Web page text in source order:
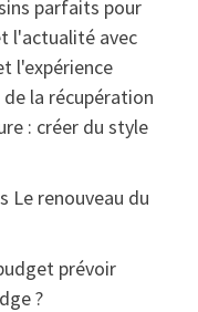
parfaits pour
l'actualité avec
l'expérience
de la récupération
: créer du style
Le renouveau du
prévoir
?